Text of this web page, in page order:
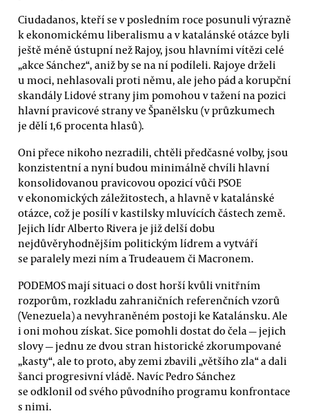
Ciudadanos, kteří se v posledním roce posunuli výrazně
k ekonomickému liberalismu a v katalánské otázce byli
ještě méně ústupní než Rajoy, jsou hlavními vítězi celé
„akce Sánchez“, aniž by se na ní podíleli. Rajoye drželi
u moci, nehlasovali proti němu, ale jeho pád a korupční
skandály Lidové strany jim pomohou v tažení na pozici
hlavní pravicové strany ve Španělsku (v průzkumech
je dělí 1,6 procenta hlasů).
Oni přece nikoho nezradili, chtěli předčasné volby, jsou
konzistentní a nyní budou minimálně chvíli hlavní
konsolidovanou pravicovou opozicí vůči PSOE
v ekonomických záležitostech, a hlavně v katalánské
otázce, což je posílí v kastilsky mluvících částech země.
Jejich lídr Alberto Rivera je již delší dobu
nejdůvěryhodnějším politickým lídrem a vytváří
se paralely mezi ním a Trudeauem či Macronem.
PODEMOS mají situaci o dost horší kvůli vnitřním
rozporům, rozkladu zahraničních referenčních vzorů
(Venezuela) a nevyhraněném postoji ke Katalánsku. Ale
i oni mohou získat. Sice pomohli dostat do čela — jejich
slovy — jednu ze dvou stran historické zkorumpované
„kasty“, ale to proto, aby zemi zbavili „většího zla“ a dali
šanci progresivní vládě. Navíc Pedro Sánchez
se odklonil od svého původního programu konfrontace
s nimi.